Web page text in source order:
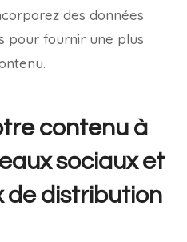
des données
pour fournir une plus
contenu à
sociaux et
de distribution